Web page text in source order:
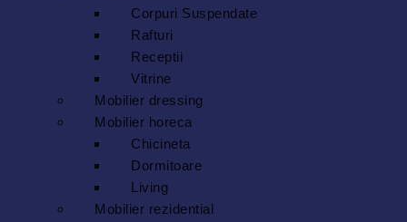
Corpuri Suspendate
Rafturi
Receptii
Vitrine
Mobilier dressing
Mobilier horeca
Chicineta
Dormitoare
Living
Mobilier rezidential